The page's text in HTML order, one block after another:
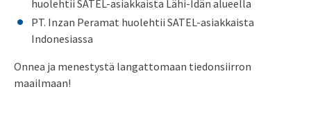
huolehtii SATEL-asiakkaista Lähi-Idän alueella
PT. Inzan Peramat huolehtii SATEL-asiakkaista
Indonesiassa
Onnea ja menestystä langattomaan tiedonsiirron
maailmaan!